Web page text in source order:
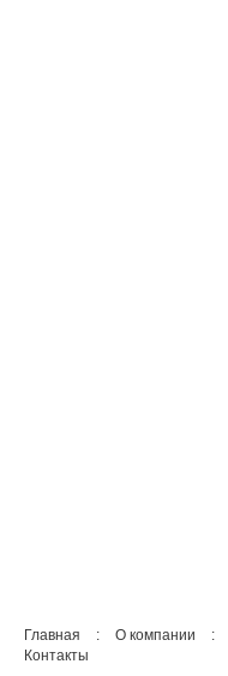
Главная : О компании :
Контакты